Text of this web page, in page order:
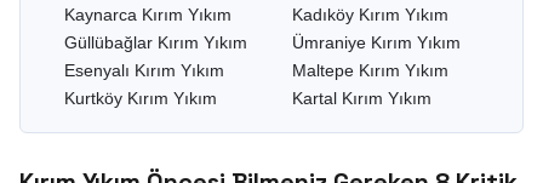
Kaynarca Kırım Yıkım
Güllübağlar Kırım Yıkım
Esenyalı Kırım Yıkım
Kurtköy Kırım Yıkım
Kadıköy Kırım Yıkım
Ümraniye Kırım Yıkım
Maltepe Kırım Yıkım
Kartal Kırım Yıkım